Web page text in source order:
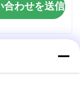
めに設計
合わせを送信